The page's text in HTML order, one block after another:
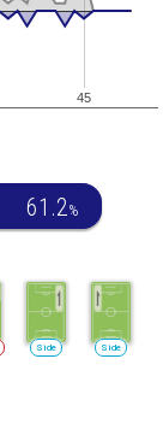
45
61.2%
Side Side